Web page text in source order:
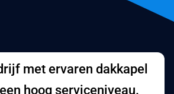
met ervaren dakkapel
hoog serviceniveau.